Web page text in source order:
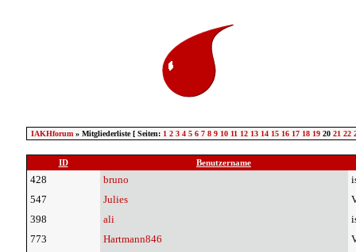
IAKHforum» Mitgliederliste [ Seiten: 1 2 3 4 5 6 7 8 9 10 11 12 13 14 15 16 17 18 1920 21 22
ID Benutzername
428 bruno
547
Julies
398
ali
773
Hartmann846